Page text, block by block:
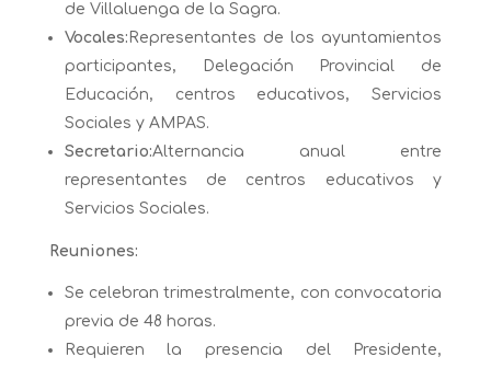
de Villaluenga de la Sagra.
Vocales: Representantes de los ayuntamientos
participantes, Delegación Provincial de
Educación, centros educativos, Servicios
Sociales y AMPAS.
Secretario:Alternancia anual entre
representantes de centros educativos y
Servicios Sociales.
Reuniones:
Se celebran trimestralmente, con convocatoria
previa de 48 horas.
Requieren la presencia del Presidente,